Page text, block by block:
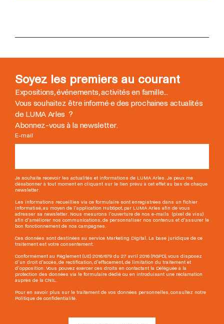
Soyez les premiers au courant
Expositions, événements, activités en famille...
Vous souhaitez être informé·e des prochaines actualités
de LUMA Arles ?
Abonnez-vous à la newsletter.
E-mail *
Je souhaite recevoir les actualités et informations de LUMA Arles. Je peux me
désabonner à tout moment en cliquant sur le lien prévu à cet effet au bas de chaque
newsletter.
Les informations recueillies via ce formulaire sont enregistrées dans un fichier
informatisé, au moyen de l'application HubSpot, par LUMA Arles afin de vous
adresser sa newsletter. Nous mesurons l'ouverture de nos e-mails (pixel de visu)
afin d'améliorer nos communications, de personnaliser nos contenus et d'assurer le
bon fonctionnement de nos campagnes.
Ces données sont destinées au service Marketing Digital. La base juridique de ce
traitement est votre consentement.
Conformément au Règlement (UE) 2016/679 du 27 avril 2016 (RGPD), vous disposez
d'un droit d'accès, de rectification, d'effacement, de limitation du traitement et
d'opposition. Vous pouvez exercer ces droits en contactant la Déléguée à la
protection des données via le formulaire dédié ou en introduisant une réclamation
auprès de la CNIL.
Pour en savoir plus sur le traitement de vos données personnelles, consultez notre
Politique de confidentialité.